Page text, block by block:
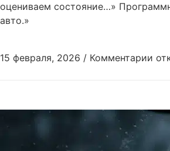
оцениваем состояние…»
авто.»
15 февраля, 2026 / Комментарии